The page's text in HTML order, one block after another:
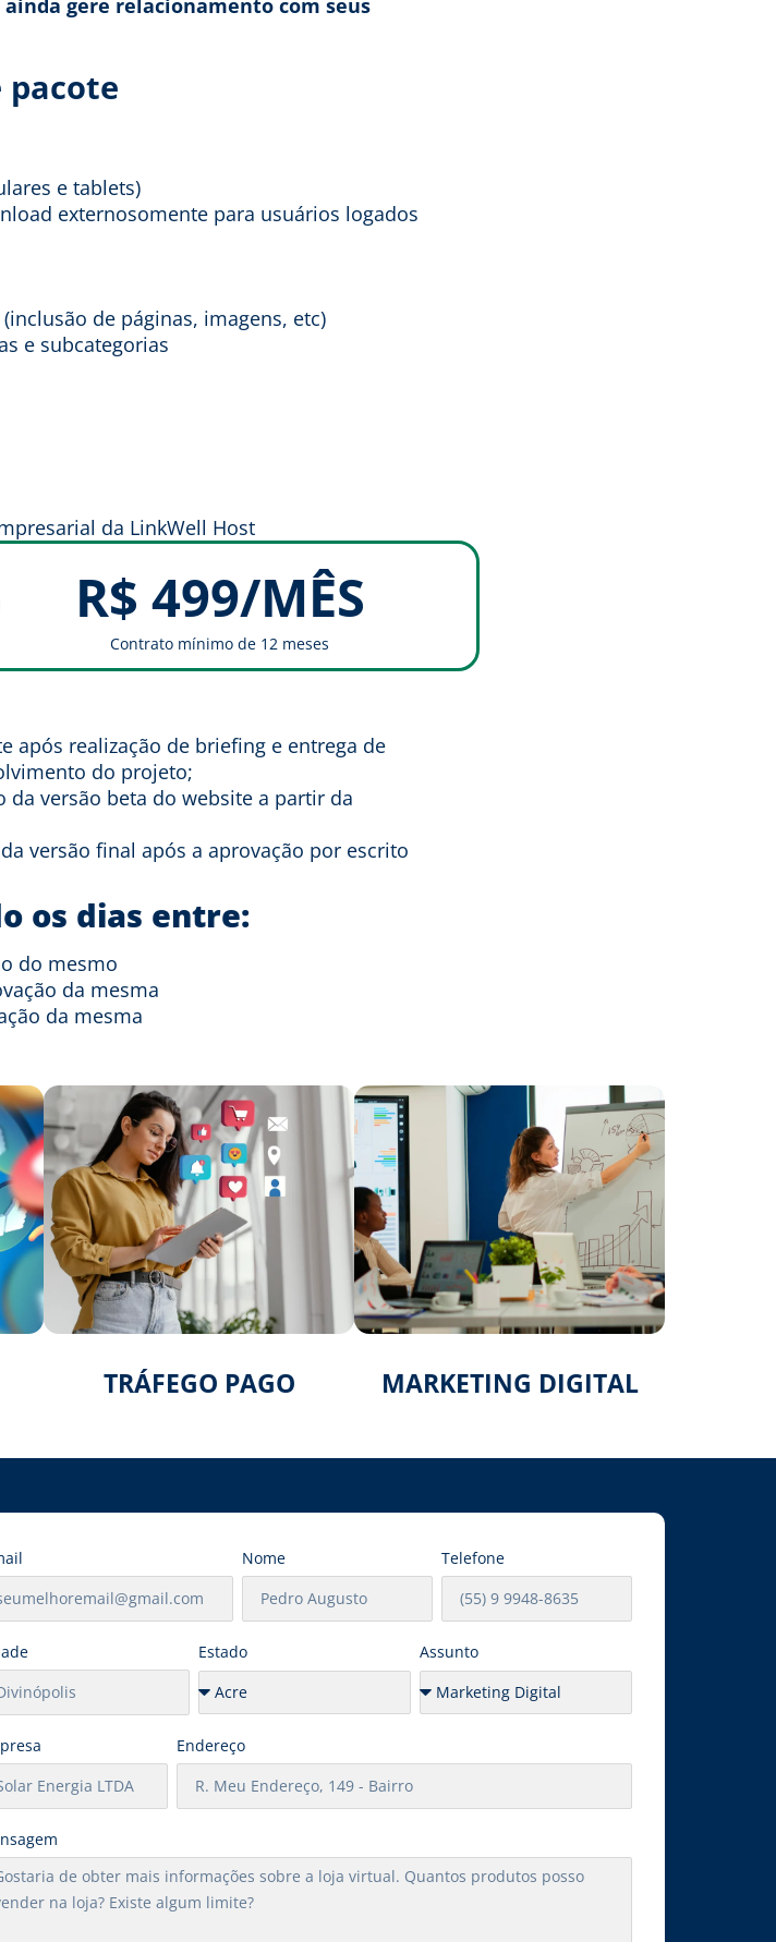
gere relacionamento com seus
pacote
e tablets)
externosomente para usuários logados
de páginas, imagens, etc)
e subcategorias
da LinkWell Host
R$ 499/MÊS
Contrato mínimo de 12 meses
após realização de briefing e entrega de
do projeto;
versão beta do website a partir da
versão final após a aprovação por escrito
os dias entre:
do mesmo
da mesma
da mesma
TRÁFEGO PAGO MARKETING DIGITAL
Nome Telefone
Estado Assunto
Endereço